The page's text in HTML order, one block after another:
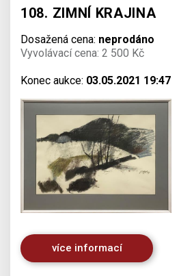
108. ZIMNÍ KRAJINA
Dosažená cena: neprodáno
Vyvolávací cena: 2 500 Kč
Konec aukce: 03.05.2021 19:47
více informací